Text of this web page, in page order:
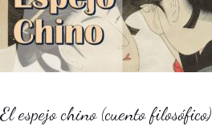
El espejo chino (cuento filosófico)